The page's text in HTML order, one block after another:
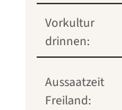
Vorkultur
drinnen:
Aussaatzeit
Freiland: